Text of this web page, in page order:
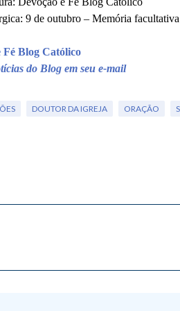
9 de outubro – Memória facultativa
Fé Blog Católico
do Blog em seu e-mail
DOUTOR DA IGREJA ORAÇÃO